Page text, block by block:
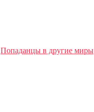
Попаданцы в другие миры